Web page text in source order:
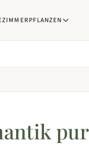
ZIMMERPFLANZEN
pur